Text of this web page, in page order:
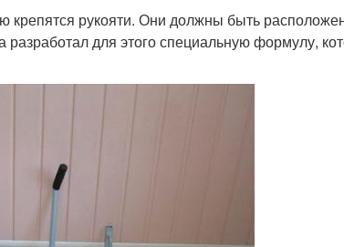
крепятся рукояти. Они должны быть
для этого специальную формулу,